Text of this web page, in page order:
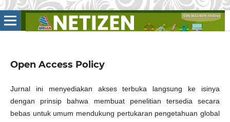
Open Access Policy
Jurnal ini menyediakan akses terbuka langsung ke isinya
dengan prinsip bahwa membuat penelitian tersedia secara
bebas untuk umum mendukung pertukaran pengetahuan global